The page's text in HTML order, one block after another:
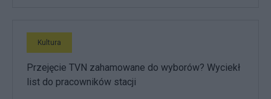
Kultura
Przejęcie TVN zahamowane do wyborów? Wyciekł
list do pracowników stacji